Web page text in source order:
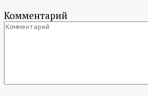
Комментарий